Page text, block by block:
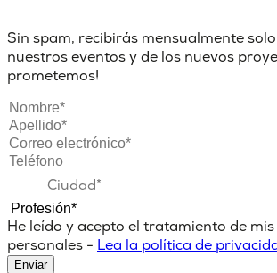
Sin spam, recibirás mensualmente
nuestros eventos y de los nuevos
prometemos!
He leído y acepto el tratamiento de
personales - Lea la política de
Enviar